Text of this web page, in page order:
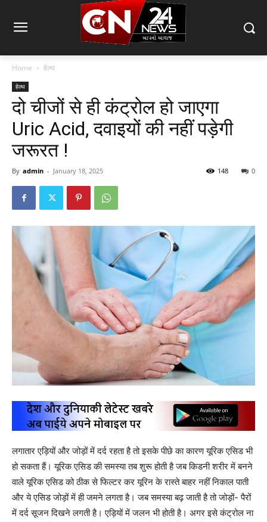
Home हेल्थ
हेल्थ
दो चीजों से ही कंट्रोल हो जाएगा
Uric Acid, दवाइयों की नहीं पड़ेगी
जरूरत !
By admin - January 18, 2025 0
148
लगातार एड़ियों और जोड़ों में दर्द रहता है तो इसके पीछे का कारण यूरिक एसिड भी
हो सकता हैं। यूरिक एसिड की समस्या तब शुरू होती है जब किडनी शरीर में बनने
वाले यूरिक एसिड को ठीक से फिल्टर कर यूरिन के रास्ते बाहर नहीं निकाल पाती
और ये एसिड जोड़ों में ही जमने लगता है। जब समस्या बढ़ जाती है तो जोड़ों- पैरों
में दर्द सूजन दिखने लगती है। एड़ियों में जलन भी होती है। अगर इसे कंट्रोल ना